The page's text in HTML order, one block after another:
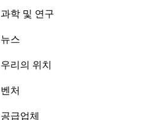
과학 및 연구
뉴스
우리의 위치
벤처
공급업체